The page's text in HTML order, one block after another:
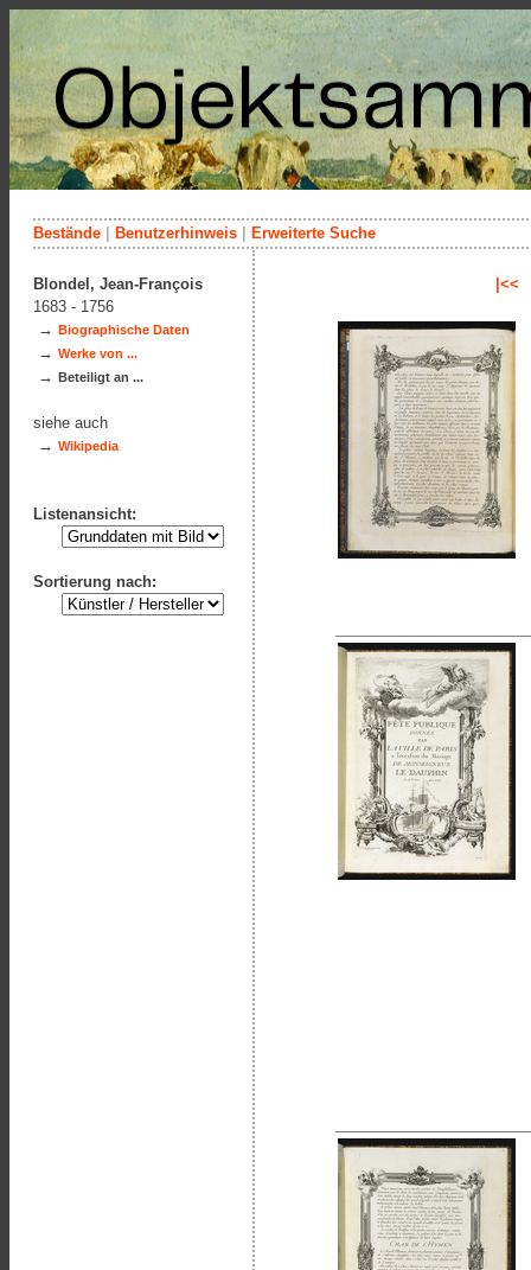
Bestände Benutzerhinweis Erweiterte Suche
|<<
Blondel, Jean-François
1683 - 1756
→ Biographische Daten
→ Werke von ...
→ Beteiligt an ...
siehe auch
→ Wikipedia
Listenansicht:
Sortierung nach: